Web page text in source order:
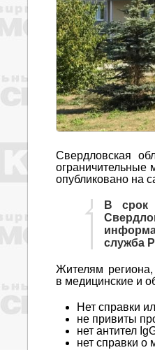
Свердловская
ограничительные
опубликовано на
В срок
служба
Жителям
в медицинские и
Нет справки
не привиты
нет антител
нет справки о